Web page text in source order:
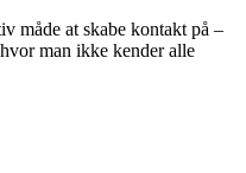
måde at skabe kontakt på –
man ikke kender alle